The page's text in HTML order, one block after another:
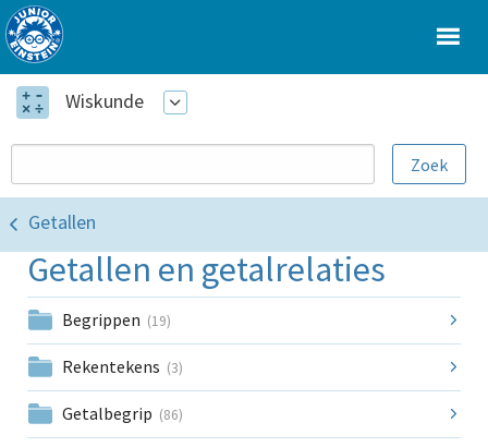
Wiskunde
Getallen
Getallen en getalrelaties
Begrippen (19)
Rekentekens (3)
Getalbegrip (86)